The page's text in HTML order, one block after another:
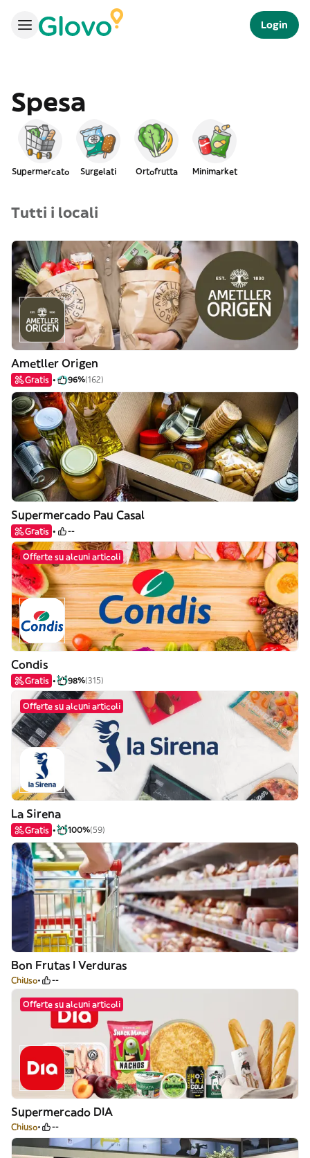
Login
Spesa
Supermercato Surgelati Ortofrutta Minimarket
Tutti i locali
Ametller Origen
Gratis 96%(162)
Supermercado Pau Casal
Gratis --
Offerte su alcuni articoli
Condis
Gratis 98%(315)
Offerte su alcuni articoli
La Sirena
Gratis 100%(59)
Bon Frutas I Verduras
Chiuso --
Offerte su alcuni articoli
Supermercado DIA
Chiuso --